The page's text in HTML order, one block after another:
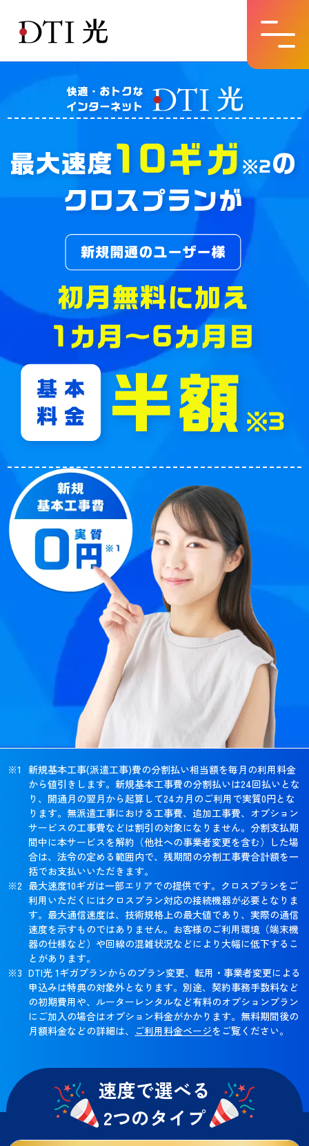
新規基本工事(派遣工事)費の分割払い相当額を毎月の利用料金
から値引きします。新規基本工事費の分割払いは24回払いとな
り、開通月の翌月から起算して24カ月のご利用で実質0円とな
ります。無派遣工事における工事費、追加工事費、オプション
サービスの工事費などは割引の対象になりません。分割支払期
間中に本サービスを解約（他社への事業者変更を含む）した場
合は、法令の定める範囲内で、残期間の分割工事費合計額を一
括でお支払いいただきます。
最大速度10ギガは一部エリアでの提供です。クロスプランをご
利用いただくにはクロスプラン対応の接続機器が必要となりま
す。最大通信速度は、技術規格上の最大値であり、実際の通信
速度を示すものではありません。お客様のご利用環境（端末機
器の仕様など）や回線の混雑状況などにより大幅に低下するこ
とがあります。
DTI光 1ギガプランからのプラン変更、転用・事業者変更による
申込みは特典の対象外となります。別途、契約事務手数料など
の初期費用や、ルーターレンタルなど有料のオプションプラン
にご加入の場合はオプション料金がかかります。無料期間後の
月額料金などの詳細は、 ご利用料金ページをご覧ください。
速度で選べる
2つのタイプ